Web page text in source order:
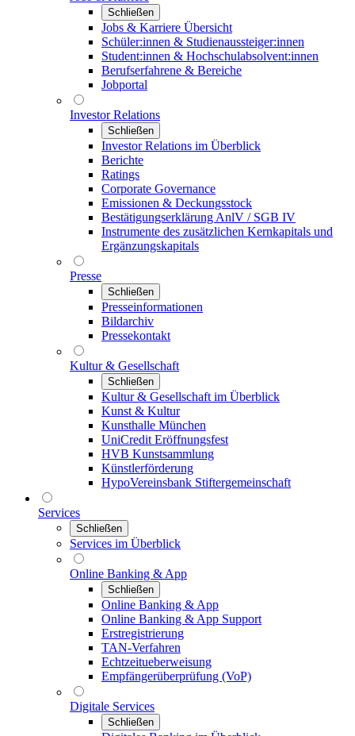
Schließen
Jobs & Karriere Übersicht
Schüler:innen & Studienaussteiger:innen
Student:innen & Hochschulabsolvent:innen
Berufserfahrene & Bereiche
Jobportal
Investor Relations
Schließen
Investor Relations im Überblick
Berichte
Ratings
Corporate Governance
Emissionen & Deckungsstock
Bestätigungserklärung AnlV / SGB IV
Instrumente des zusätzlichen Kernkapitals und
Ergänzungskapitals
Presse
Schließen
Presseinformationen
Bildarchiv
Pressekontakt
Kultur & Gesellschaft
Schließen
Kultur & Gesellschaft im Überblick
Kunst & Kultur
Kunsthalle München
UniCredit Eröffnungsfest
HVB Kunstsammlung
Künstlerförderung
HypoVereinsbank Stiftergemeinschaft
Services
Schließen
Services im Überblick
Online Banking & App
Schließen
Online Banking & App
Online Banking & App Support
Erstregistrierung
TAN-Verfahren
Echtzeitueberweisung
Empfängerüberprüfung (VoP)
Digitale Services
Schließen